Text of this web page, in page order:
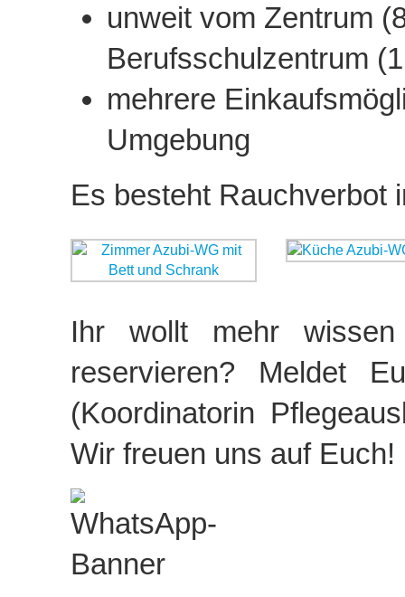
unweit vom Zentrum
Berufsschulzentrum
mehrere
Umgebung
Es besteht Rauchverbot
Ihr wollt mehr
reservieren? Meldet
(Koordinatorin
Wir freuen uns auf Euch!